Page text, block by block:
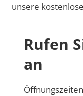
unsere
Rufen
an